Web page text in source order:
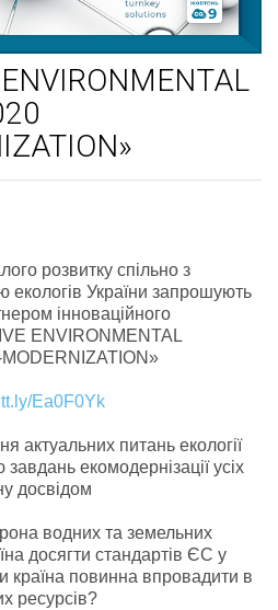
розвитку спільно з
екологів України запрошують
інноваційного
ENVIRONMENTAL
Ea0F0Yk
актуальних питань екології
екомодернізації усіх
досвідом
водних та земельних
досягти стандартів ЄС у
країна повинна впровадити в
ресурсів?